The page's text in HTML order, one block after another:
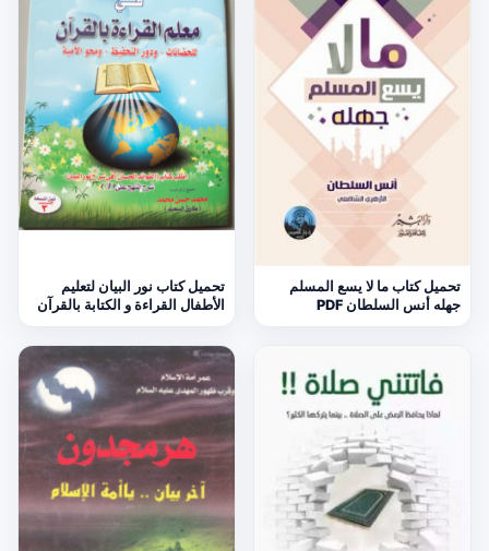
تحميل كتاب ما لا يسع المسلم
جهله أنس السلطان PDF
تحميل كتاب نور البيان لتعليم
الأطفال القراءة و الكتابة بالقرآن